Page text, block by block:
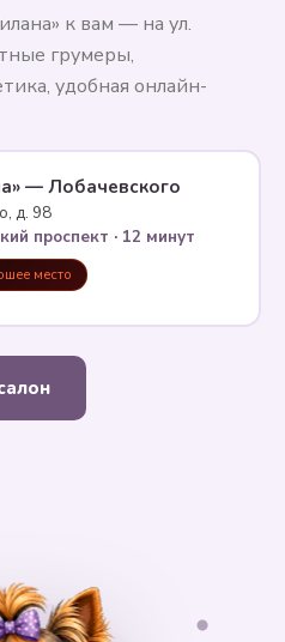
к вам — на ул.
грумеры,
удобная онлайн-
— Лобачевского
д. 98
проспект · 12 минут
место